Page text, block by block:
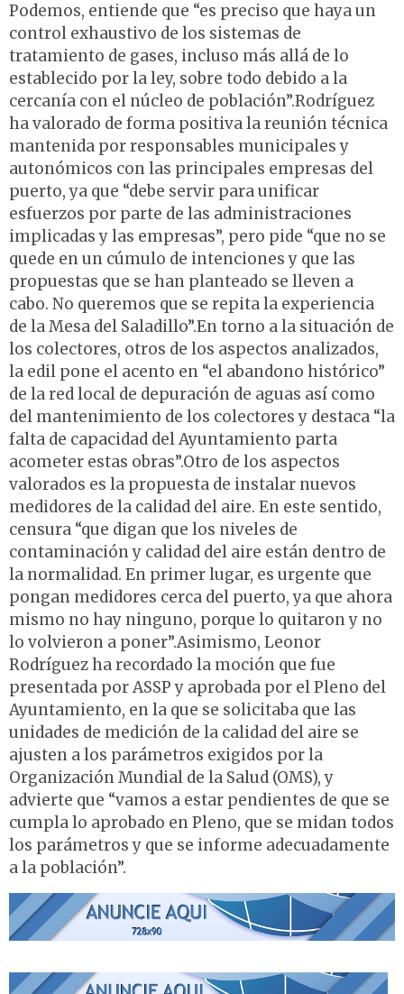
Podemos, entiende que “es preciso que haya un
control exhaustivo de los sistemas de
tratamiento de gases, incluso más allá de lo
establecido por la ley, sobre todo debido a la
cercanía con el núcleo de población”.Rodríguez
ha valorado de forma positiva la reunión técnica
mantenida por responsables municipales y
autonómicos con las principales empresas del
puerto, ya que “debe servir para unificar
esfuerzos por parte de las administraciones
implicadas y las empresas”, pero pide “que no se
quede en un cúmulo de intenciones y que las
propuestas que se han planteado se lleven a
cabo. No queremos que se repita la experiencia
de la Mesa del Saladillo”.En torno a la situación de
los colectores, otros de los aspectos analizados,
la edil pone el acento en “el abandono histórico”
de la red local de depuración de aguas así como
del mantenimiento de los colectores y destaca “la
falta de capacidad del Ayuntamiento parta
acometer estas obras”.Otro de los aspectos
valorados es la propuesta de instalar nuevos
medidores de la calidad del aire. En este sentido,
censura “que digan que los niveles de
contaminación y calidad del aire están dentro de
la normalidad. En primer lugar, es urgente que
pongan medidores cerca del puerto, ya que ahora
mismo no hay ninguno, porque lo quitaron y no
lo volvieron a poner”.Asimismo, Leonor
Rodríguez ha recordado la moción que fue
presentada por ASSP y aprobada por el Pleno del
Ayuntamiento, en la que se solicitaba que las
unidades de medición de la calidad del aire se
ajusten a los parámetros exigidos por la
Organización Mundial de la Salud (OMS), y
advierte que “vamos a estar pendientes de que se
cumpla lo aprobado en Pleno, que se midan todos
los parámetros y que se informe adecuadamente
a la población”.